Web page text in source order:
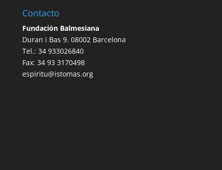
Contacto
Fundación Balmesiana
Duran i Bas 9. 08002 Barcelona
Tel.: 34 933026840
Fax: 34 93 3170498
espiritu@istomas.org